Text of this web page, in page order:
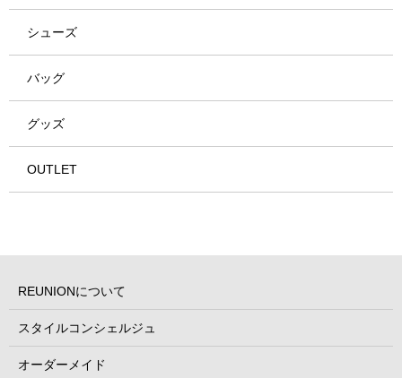
シューズ
バッグ
グッズ
OUTLET
REUNIONについて
スタイルコンシェルジュ
オーダーメイド